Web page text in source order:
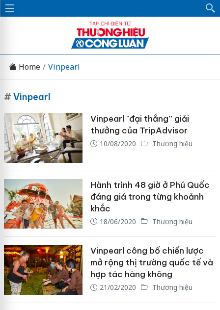
Home Vinpearl
# Vinpearl
Vinpearl "đại thắng” giải
thưởng của TripAdvisor
10/08/2020 Thương hiệu
Hành trình 48 giờ ở Phú Quốc
đáng giá trong từng khoảnh
khắc
18/06/2020 Thương hiệu
Vinpearl công bố chiến lược
mở rộng thị trường quốc tế và
hợp tác hàng không
21/02/2020 Thương hiệu